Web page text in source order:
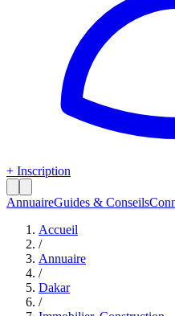
+ Inscription
AnnuaireGuides & Conseils
Accueil
/
Annuaire
/
Dakar
/